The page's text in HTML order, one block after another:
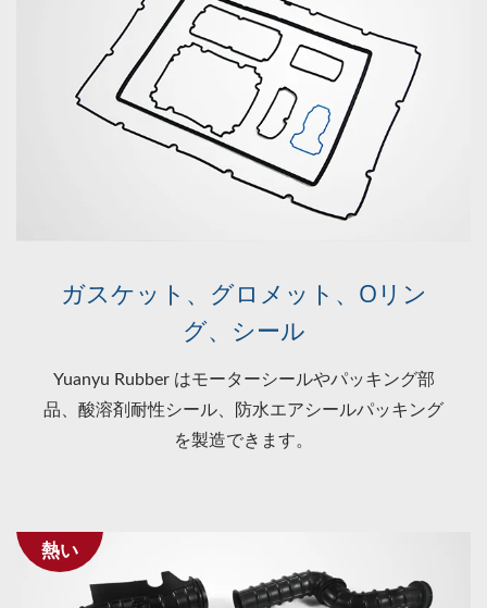
ガスケット、グロメット、Oリン
グ、シール
Yuanyu Rubber はモーターシールやパッキング部
品、酸溶剤耐性シール、防水エアシールパッキング
を製造できます。
熱い